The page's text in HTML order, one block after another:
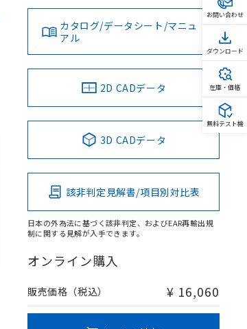
カタログ/データシート/マニュ
アル
2D CADデータ
3D CADデータ
該非判定見解書/項目別対比表
日本の外為法に基づく該非判定、およびEAR再輸出規
制に関する見解が入手できます。
オンライン購入
販売価格（税込） ¥ 16,060
お問い合わせ
ダウンロード
在庫・価格
無料テスト機